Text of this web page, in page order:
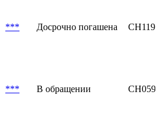
*** Досрочно погашена
*** В обращении